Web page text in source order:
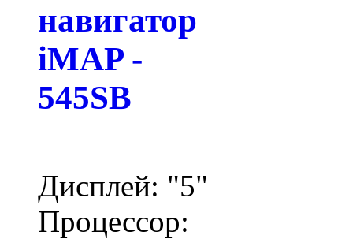
навигатор
iMAP -
545SB
Дисплей: "5"
Процессор: